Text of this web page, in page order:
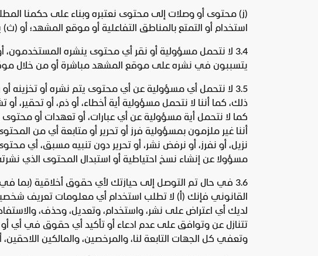
(ز‌) محتوى أو وصلات إلى محتوى نعتبره وبناء على حكمنا
استخدام أو التمتع بالمناطق التفاعلية أو موقع المشهد؛ أو
3.4 لا نتحمل مسؤولية أو نقر أي محتوى ينشره المستخدمون،
يتسببون في نشره على موقع المشهد مباشرة أو من خلال
3.5 لا نتحمل أي مسؤولية عن أي محتوى يتم نشره أو
ذلك، كما أننا لا نتحمل مسؤولية أية أخطاء، أو ذم، أو تحقير،
كما لا نتحمل أية مسؤولية عن أي عبارات، أو تعهدات أو
أننا غير ملزمون بمسؤولية فرز أو تحرير أو متابعة أي من
نزيل، أو نفرز، أو نرفض نشر، أو تحرير دون تنبيه مسبق،
مسؤولا عن إنشاء نسخ احتياطية أو استبدال المحتوى الذي
3.6 في حال تم التوصل إلى حيازتك لأي حقوق أخلاقية (بما
القانوني فإنك (أ) لا تطلب استخدام أي معلومات تعريف
لديك أي اعتراض على نشر، واستخدام، وتعديل، وحذف،
تتنازل عن وتوافق على عدم ادعاء أو تأكيد أي حقوق في أي أو
وتعفي كل الجهات التابعة لنا، والمرخصين، والمالكين